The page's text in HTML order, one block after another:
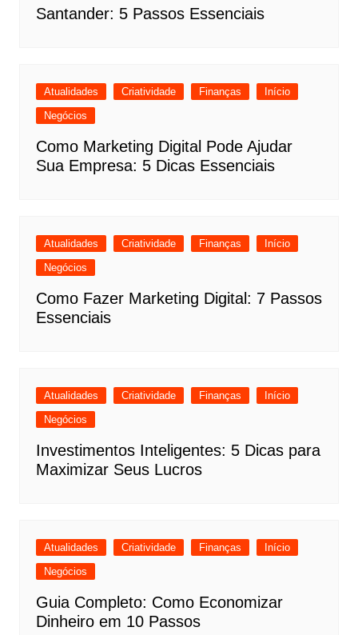
Santander: 5 Passos Essenciais
Atualidades Criatividade Finanças
Início
Negócios
Como Marketing Digital Pode Ajudar
Sua Empresa: 5 Dicas Essenciais
Atualidades Criatividade Finanças
Início
Negócios
Como Fazer Marketing Digital: 7 Passos
Essenciais
Atualidades Criatividade Finanças
Início
Negócios
Investimentos Inteligentes: 5 Dicas para
Maximizar Seus Lucros
Atualidades Criatividade Finanças
Início
Negócios
Guia Completo: Como Economizar
Dinheiro em 10 Passos